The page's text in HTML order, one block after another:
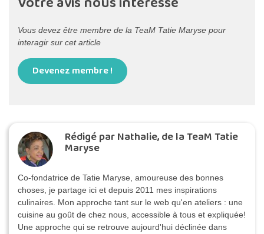
Vous devez être membre de la TeaM Tatie Maryse pour
interagir sur cet article
Devenez membre !
Rédigé par Nathalie, de la TeaM Tatie
Maryse
Co-fondatrice de Tatie Maryse, amoureuse des bonnes
choses, je partage ici et depuis 2011 mes inspirations
culinaires. Mon approche tant sur le web qu'en ateliers : une
cuisine au goût de chez nous, accessible à tous et expliquée!
Une approche qui se retrouve aujourd'hui déclinée dans